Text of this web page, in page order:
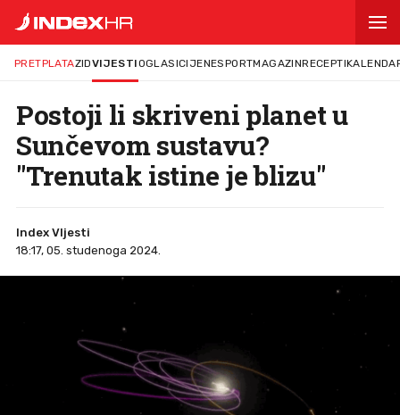
PRETPLATAZIDVIJESTIOGLASICIJENESPORTMAGAZINRECEPTI
Postoji li skriveni planet u
Sunčevom sustavu?
"Trenutak istine je blizu"
Index VIjesti
18:17, 05. studenoga 2024.